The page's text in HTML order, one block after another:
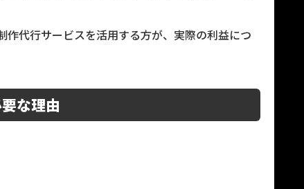
作代行サービスを活用する方が、実際の利益につ
な理由